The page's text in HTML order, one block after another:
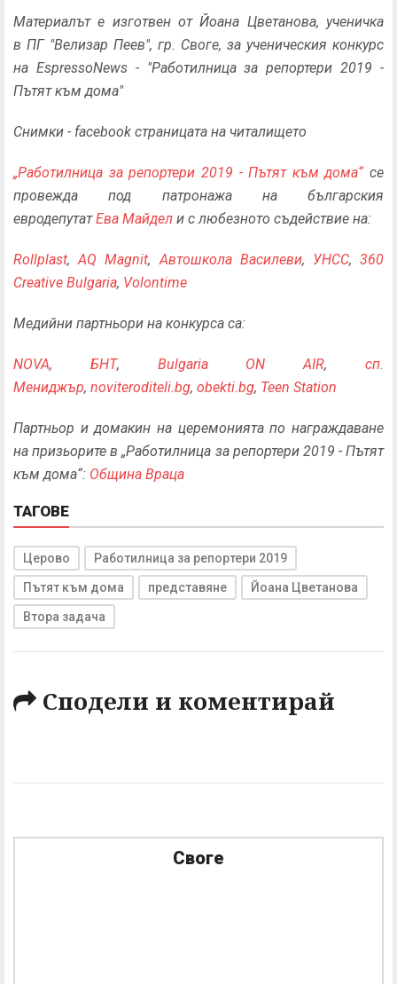
Материалът е изготвен от Йоана Цветанова, ученичка
в ПГ "Велизар Пеев", гр. Своге, за ученическия конкурс
на EspressoNews - "Работилница за репортери 2019 -
Пътят към дома"
Снимки - facebook страницата на читалището
„Работилница за репортери 2019 - Пътят към дома“се
провежда под патронажа на българския
евродепутатЕва Майдел и с любезното съдействие на:
Rollplast,AQ Magnit,Автошкола Василеви, УНСС,360
Creative Bulgaria, Volontime
Медийни партньори на конкурса са:
NOVA, БНТ, Bulgaria ON AIR,сп.
Мениджър, noviteroditeli.bg, obekti.bg, Teen Station
Партньор и домакин на церемонията по награждаване
на призьорите в „Работилница за репортери 2019 - Пътят
към дома“: Община Враца
ТАГОВЕ
Церово Работилница за репортери 2019
Пътят към дома представяне Йоана Цветанова
Втора задача
Сподели и коментирай
Своге